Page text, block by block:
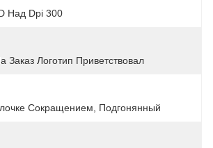
Над Dpi 300
Заказ Логотип Приветствовал
Сокращением, Подгонянный